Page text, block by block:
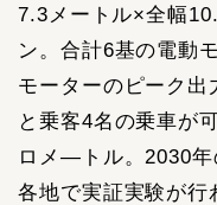
7.3メートル×全幅
ン。合計6基の電動
モーターのピーク出
と乗客4名の乗車が
ロメ―トル。2030
各地で実証実験が行